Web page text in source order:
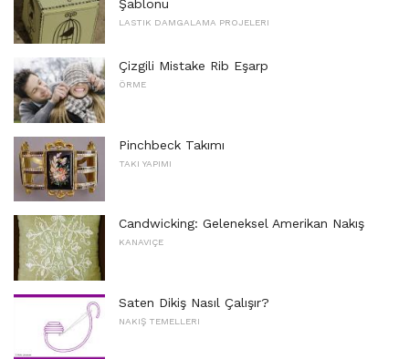
Şablonu
LASTIK DAMGALAMA PROJELERI
Çizgili Mistake Rib Eşarp
ÖRME
Pinchbeck Takımı
TAKI YAPIMI
Candwicking: Geleneksel Amerikan Nakış
KANAVIÇE
Saten Dikiş Nasıl Çalışır?
NAKIŞ TEMELLERI